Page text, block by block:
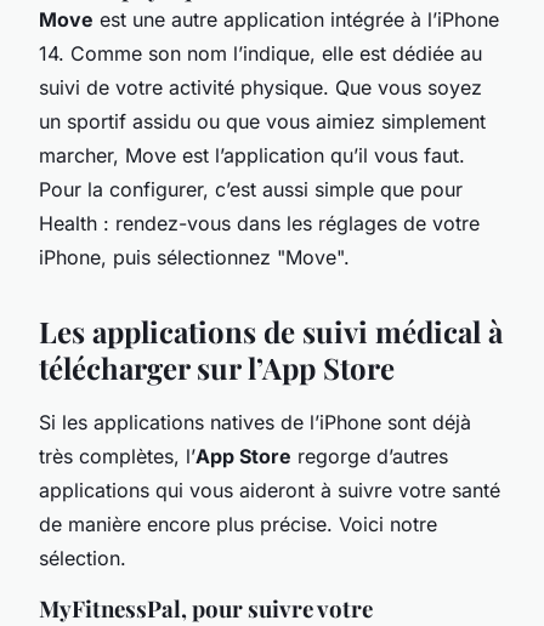
Move est une autre application intégrée à l’iPhone
14. Comme son nom l’indique, elle est dédiée au
suivi de votre activité physique. Que vous soyez
un sportif assidu ou que vous aimiez simplement
marcher, Move est l’application qu’il vous faut.
Pour la configurer, c’est aussi simple que pour
Health : rendez-vous dans les réglages de votre
iPhone, puis sélectionnez "Move".
Les applications de suivi médical à
télécharger sur l’App Store
Si les applications natives de l’iPhone sont déjà
très complètes, l’App Store regorge d’autres
applications qui vous aideront à suivre votre santé
de manière encore plus précise. Voici notre
sélection.
MyFitnessPal, pour suivre votre